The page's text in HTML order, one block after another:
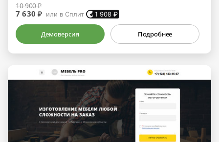
10 900 ₽
7 630 ₽ или в Сплит 1 908 ₽
Демоверсия Подробнее